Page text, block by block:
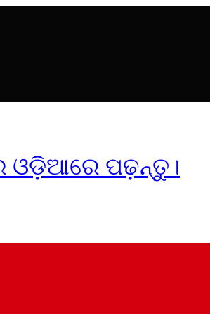
ଓଡ଼ିଆରେ ପଢ଼ନ୍ତୁ।